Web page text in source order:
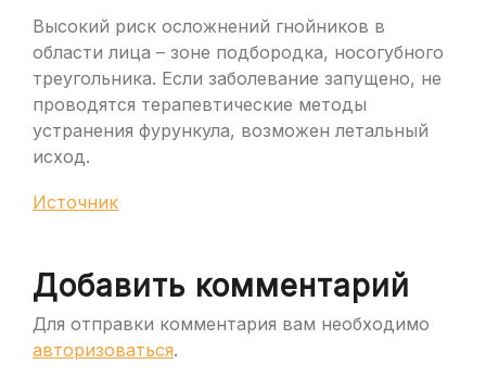
Высокий риск осложнений гнойников в
области лица – зоне подбородка, носогубного
треугольника. Если заболевание запущено, не
проводятся терапевтические методы
устранения фурункула, возможен летальный
исход.
Источник
Добавить комментарий
Для отправки комментария вам необходимо
авторизоваться.